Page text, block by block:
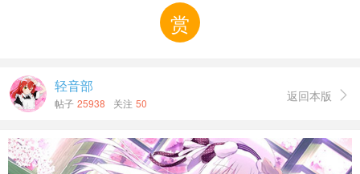
赏
轻音部
帖子 25938 关注 50 返回本版 